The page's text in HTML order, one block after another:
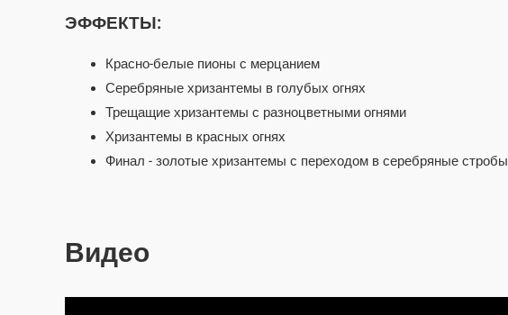
ЭФФЕКТЫ:
Красно-белые пионы с мерцанием
Серебряные хризантемы в голубых огнях
Трещащие хризантемы с разноцветными огнями
Хризантемы в красных огнях
Финал - золотые хризантемы с переходом в серебряные стробы
Видео